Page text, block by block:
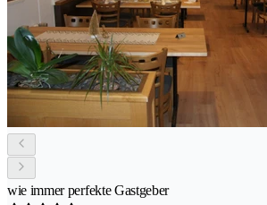
wie immer perfekte Gastgeber